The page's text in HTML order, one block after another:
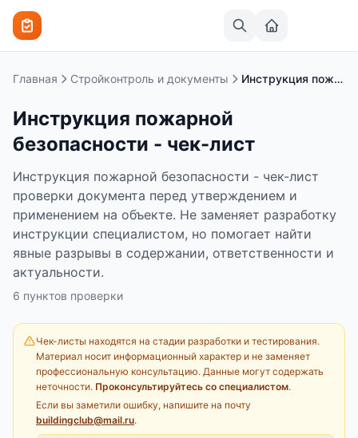
Перейти к содержимому
Главная Стройконтроль и документы Инструкция пожарной безопасности - чек-лист
Инструкция пожарной
безопасности - чек-лист
Инструкция пожарной безопасности - чек-лист
проверки документа перед утверждением и
применением на объекте. Не заменяет разработку
инструкции специалистом, но помогает найти
явные разрывы в содержании, ответственности и
актуальности.
6 пунктов проверки
Чек-листы находятся на стадии разработки и тестирования.
Материал носит информационный характер и не заменяет
профессиональную консультацию. Данные могут содержать
неточности. Проконсультируйтесь со специалистом.
Если вы заметили ошибку, напишите на почту
buildingclub@mail.ru.